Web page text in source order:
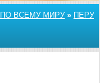
ВСЕМУ МИРУ» ПЕРУ